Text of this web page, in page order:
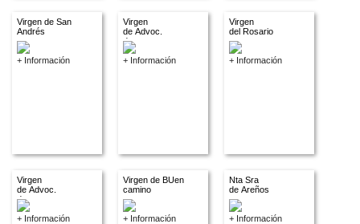
Virgen de San
Andrés
+ Información
Virgen
de Advoc.
descon.
+ Información
Virgen
del Rosario
+ Información
Virgen
de Advoc.
descon.
+ Información
Virgen de BUen
camino
+ Información
Nta Sra
de Areños
+ Información